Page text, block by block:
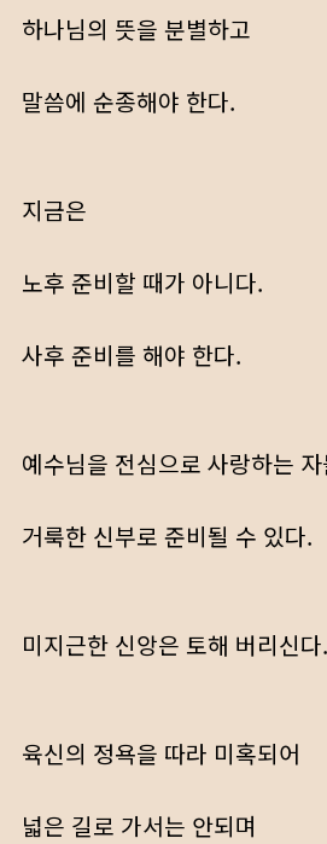
하나님의 뜻을 분별하고
말씀에 순종해야 한다.
지금은
노후 준비할 때가 아니다.
사후 준비를 해야 한다.
예수님을 전심으로 사랑하는
거룩한 신부로 준비될 수 있다.
미지근한 신앙은 토해 버리신다.
육신의 정욕을 따라 미혹되어
넓은 길로 가서는 안되며